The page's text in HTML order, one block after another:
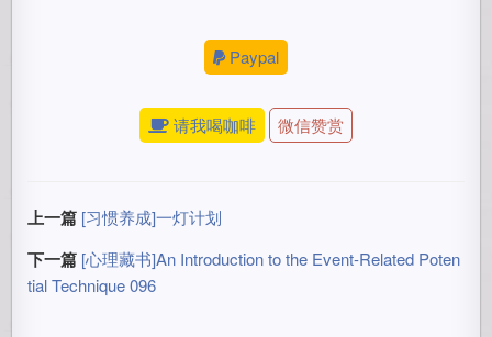
Paypal
请我喝咖啡 微信赞赏
上一篇 [习惯养成]一灯计划
下一篇 [心理藏书]An Introduction to the Event-Related Poten
tial Technique 096